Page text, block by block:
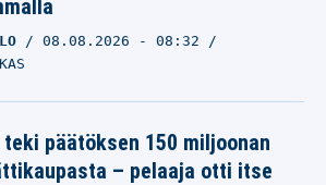
08.08.2026 - 08:32
päätöksen 150 miljoonan
– pelaaja otti itse